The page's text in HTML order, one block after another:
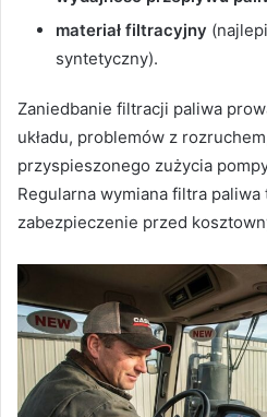
materiał filtracyjny
syntetyczny).
Zaniedbanie filtracji paliwa
układu, problemów z
przyspieszonego zużycia
Regularna wymiana filtra paliwa
zabezpieczenie przed